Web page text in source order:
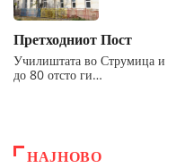
Претходниот Пост
Училиштата во Струмица и
до 80 отсто ги…
НАЈНОВО